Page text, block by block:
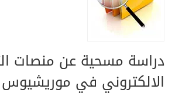
دراسة مسحية عن منصات
الالكتروني في موريشيوس